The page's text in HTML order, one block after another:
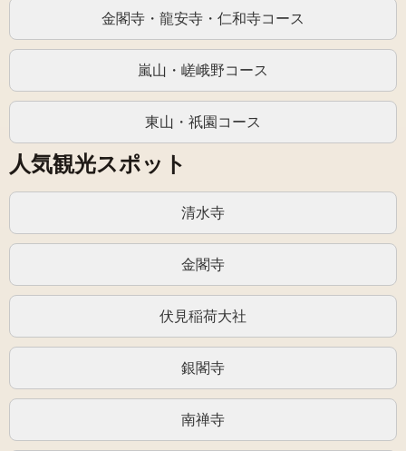
金閣寺・龍安寺・仁和寺コース
嵐山・嵯峨野コース
東山・祇園コース
人気観光スポット
清水寺
金閣寺
伏見稲荷大社
銀閣寺
南禅寺